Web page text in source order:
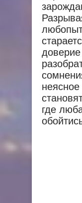
доверие
где